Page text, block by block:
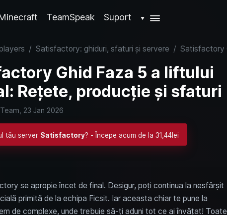
TeamSpeak Suport ▼
/ Satisfactory: ghiduri, sfaturi și servere /
Ghid Faza 5 a liftului
Rețete, producție și sfaturi
23 Jan 2026
tău server Satisfactory? - Începe acum de la 31,44lei
se apropie încet de final. Desigur, poți continua la nesfârșit
primită de la echipa Ficsit. Iar aceasta chiar te pune la
de complexe, unde trebuie să-ți aduni tot ce ai învățat! Toate